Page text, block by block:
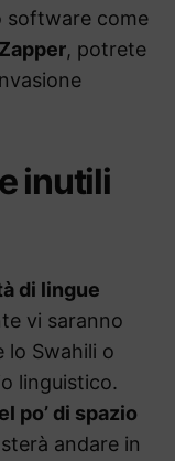
software come
, potrete
inutili
di lingue
vi saranno
lo Swahili o
linguistico.
po’ di spazio
andare in